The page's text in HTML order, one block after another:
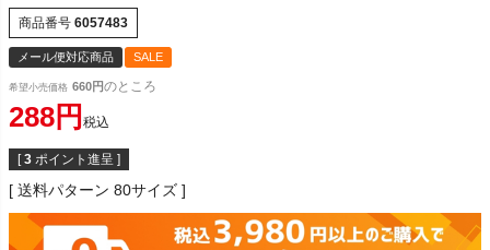
商品番号 6057483
メール便対応商品 SALE
希望小売価格 660 のところ
288 税込
[ 3 ポイント進呈 ]
送料パターン 80サイズ